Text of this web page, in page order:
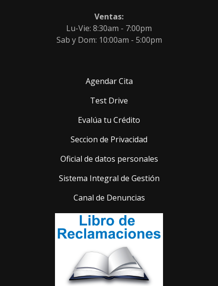
Ventas:
Lu-Vie: 8:30am - 7:00pm
Sab y Dom: 10:00am - 5:00pm
Agendar Cita
Test Drive
Evalúa tu Crédito
Seccion de Privacidad
Oficial de datos personales
Sistema Integral de Gestión
Canal de Denuncias